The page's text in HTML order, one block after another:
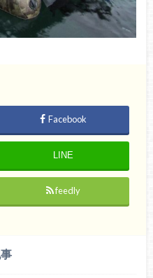
Facebook
LINE
feedly